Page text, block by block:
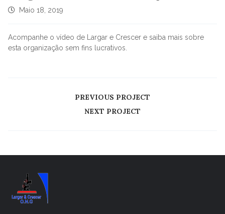
Maio 18, 2019
Acompanhe o vídeo de Largar e Crescer e saiba mais sobre
esta organização sem fins lucrativos.
PREVIOUS PROJECT
NEXT PROJECT